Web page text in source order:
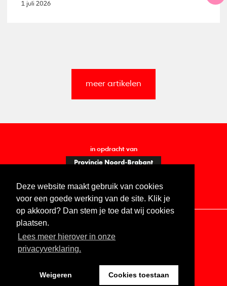
Deze website maakt gebruik van cookies
voor een goede werking van de site. Klik je
op akkoord? Dan stem je toe dat wij cookies
plaatsen.
Lees meer hierover in onze
privacyverklaring.
Weigeren Cookies toestaan
1 juli 2026
meer artikelen
in opdracht van
Contact Vacatures ANBI
Digitale toegankelijkheid